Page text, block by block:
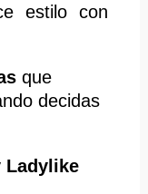
estilo con
que
decidas
Ladylike